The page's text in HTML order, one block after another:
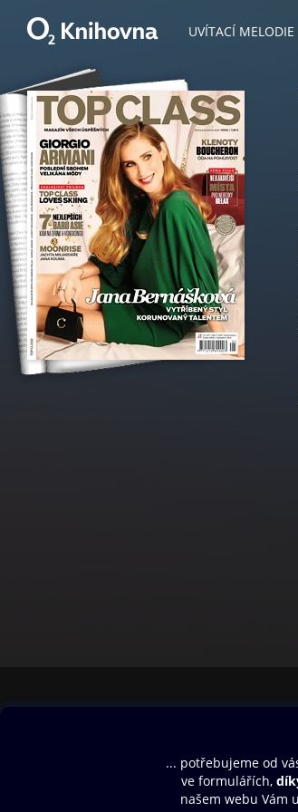
UVÍTACÍ MELODIE
Aplikace a hry
SMS/MMS Info
Blog